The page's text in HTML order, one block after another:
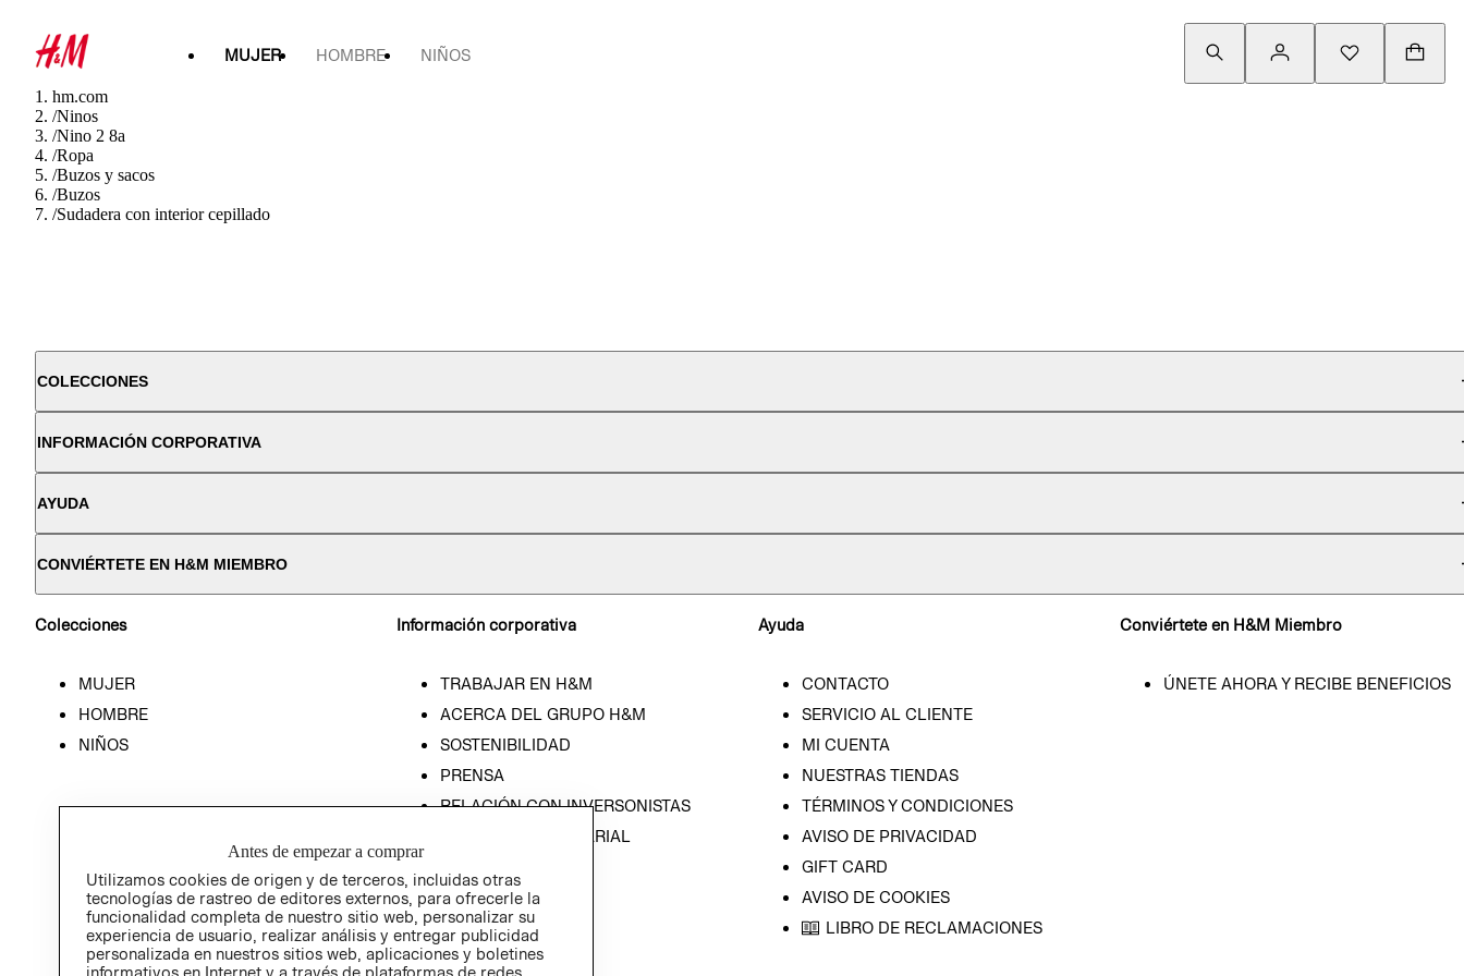
MUJER HOMBRE NIÑOS
hm.com
/Ninos
/Nino 2 8a
/Ropa
/Buzos y sacos
/Buzos
/Sudadera con interior cepillado
COLECCIONES
INFORMACIÓN CORPORATIVA
AYUDA
CONVIÉRTETE EN H&M MIEMBRO
Colecciones
MUJER
HOMBRE
NIÑOS
Información corporativa
TRABAJAR EN H&M
ACERCA DEL GRUPO H&M
SOSTENIBILIDAD
PRENSA
RELACIÓN CON INVERSONISTAS
POLÍTICA EMPRESARIAL
Ayuda
CONTACTO
SERVICIO AL CLIENTE
MI CUENTA
NUESTRAS TIENDAS
TÉRMINOS Y CONDICIONES
AVISO DE PRIVACIDAD
GIFT CARD
AVISO DE COOKIES
LIBRO DE RECLAMACIONES
Conviértete en H&M Miembro
ÚNETE AHORA Y RECIBE BENEFICIOS
Antes de empezar a comprar
Utilizamos cookies de origen y de terceros, incluidas otras
tecnologías de rastreo de editores externos, para ofrecerle la
funcionalidad completa de nuestro sitio web, personalizar su
experiencia de usuario, realizar análisis y entregar publicidad
personalizada en nuestros sitios web, aplicaciones y boletines
informativos en Internet y a través de plataformas de redes